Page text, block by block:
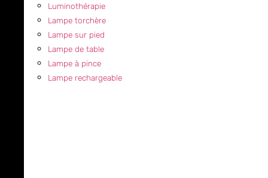
Luminothérapie
Lampe torchère
Lampe sur pied
Lampe de table
Lampe à pince
Lampe rechargeable